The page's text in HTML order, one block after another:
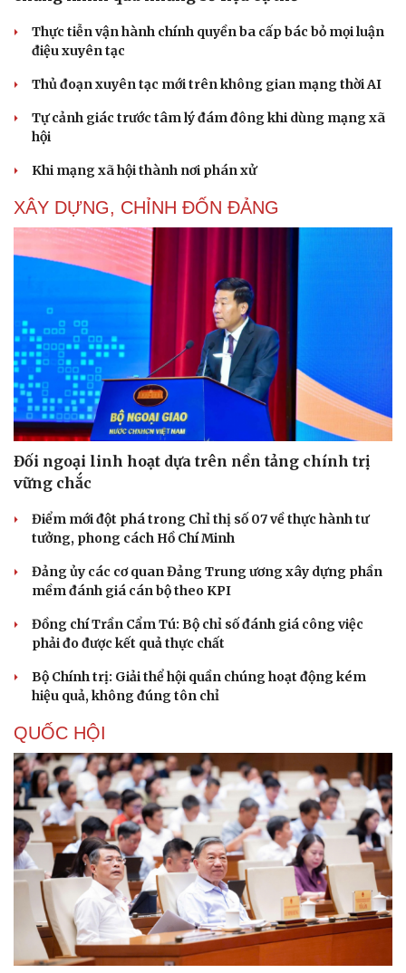
Du lịch
Săn Tour
check-in
Đọc truyện đêm khuya
Hạt giống tâm hồn
Thực tiễn vận hành chính quyền ba cấp bác bỏ mọi luận
điệu xuyên tạc
Thủ đoạn xuyên tạc mới trên không gian mạng thời AI
Tự cảnh giác trước tâm lý đám đông khi dùng mạng xã
hội
Khi mạng xã hội thành nơi phán xử
XÂY DỰNG, CHỈNH ĐỐN ĐẢNG
Đối ngoại linh hoạt dựa trên nền tảng chính trị
vững chắc
Điểm mới đột phá trong Chỉ thị số 07 về thực hành tư
tưởng, phong cách Hồ Chí Minh
Đảng ủy các cơ quan Đảng Trung ương xây dựng phần
mềm đánh giá cán bộ theo KPI
Đồng chí Trần Cẩm Tú: Bộ chỉ số đánh giá công việc
phải đo được kết quả thực chất
Bộ Chính trị: Giải thể hội quần chúng hoạt động kém
hiệu quả, không đúng tôn chỉ
QUỐC HỘI